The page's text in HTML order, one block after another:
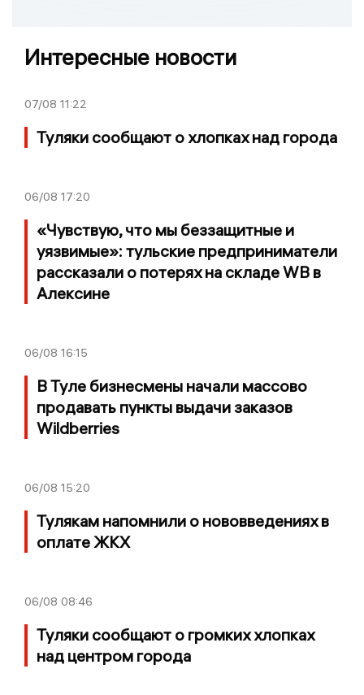
Интересные новости
07/08 11:22
Туляки сообщают о хлопках над города
06/08 17:20
«Чувствую, что мы беззащитные и
уязвимые»: тульские предприниматели
рассказали о потерях на складе WB в
Алексине
06/08 16:15
В Туле бизнесмены начали массово
продавать пункты выдачи заказов
Wildberries
06/08 15:20
Тулякам напомнили о нововведениях в
оплате ЖКХ
06/08 08:46
Туляки сообщают о громких хлопках
над центром города